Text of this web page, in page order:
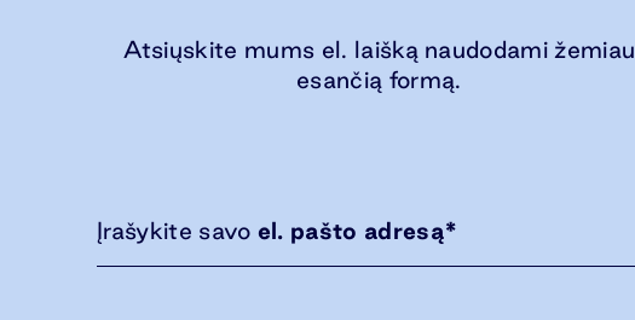
Atsiųskite mums el. laišką naudodami žemiau
esančią formą.
Įrašykite savo el. pašto adresą*